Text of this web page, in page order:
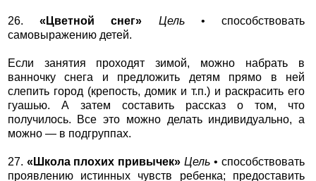
26. «Цветной снег» Цель• способствовать
самовыражению детей.
Если занятия проходят зимой, можно набрать в
ванночку снега и предложить детям прямо в ней
слепить город (крепость, домик и т.п.) и раскрасить его
гуашью. А затем составить рассказ о том, что
получилось. Все это можно делать индивидуально, а
можно — в подгруппах.
27. «Школа плохих привычек» Цель • способствовать
проявлению истинных чувств ребенка; предоставить